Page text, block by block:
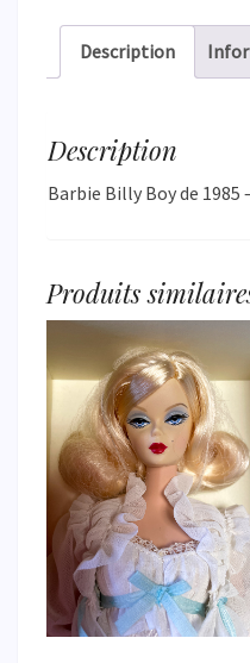
NRFB
Description
Description
Barbie Billy Boy de 1985
Produits